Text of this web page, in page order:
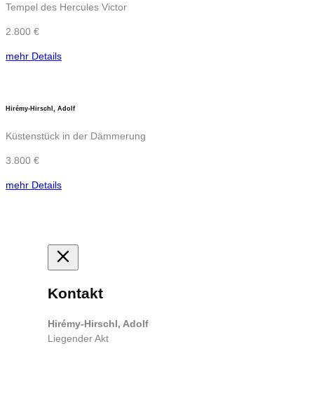
Tempel des Hercules Victor
2.800 €
mehr Details
Hirémy-Hirschl, Adolf
Küstenstück in der Dämmerung
3.800 €
mehr Details
Kontakt
Hirémy-Hirschl, Adolf
Liegender Akt